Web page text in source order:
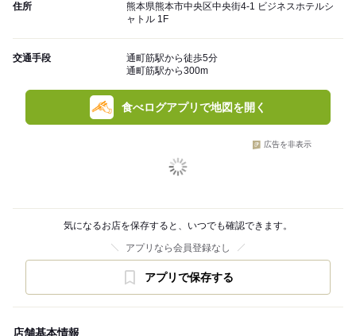
住所
熊本県熊本市中央区中央街4-1 ビジネスホテルシ
ャトル 1F
交通手段
通町筋駅から徒歩5分
通町筋駅から300m
食べログアプリで地図を開く
広告を非表示
気になるお店を保存すると、いつでも確認できます。
アプリなら会員登録なし
アプリで保存する
店舗基本情報